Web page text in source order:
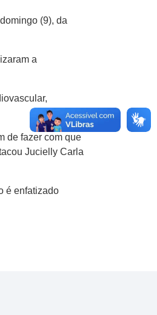
(9), da
a
de fazer com que
Jucielly Carla
é enfatizado